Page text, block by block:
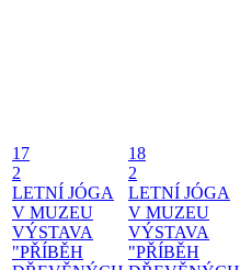
17
2
LETNÍ JÓGA
V MUZEU
VÝSTAVA
"PŘÍBĚH
18
2
LETNÍ JÓGA
V MUZEU
VÝSTAVA
"PŘÍBĚH